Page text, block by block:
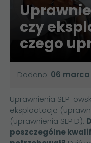
czy
czego
Dodano: 06 marca
Uprawnienia SEP-
eksploatację
(uprawnienia SEP D).
poszczególne